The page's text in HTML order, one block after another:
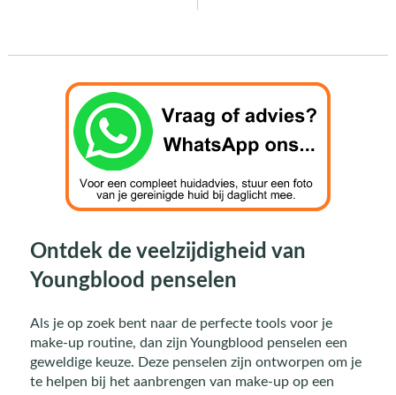
Ontdek de veelzijdigheid van
Youngblood penselen
Als je op zoek bent naar de perfecte tools voor je
make-up routine, dan zijn Youngblood penselen een
geweldige keuze. Deze penselen zijn ontworpen om je
te helpen bij het aanbrengen van make-up op een